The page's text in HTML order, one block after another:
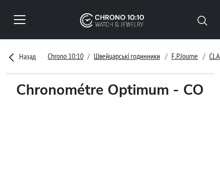
Назад Chrono 10:10 Швейцарські годинники F.P.Journe
Chronométre Optimum - CO